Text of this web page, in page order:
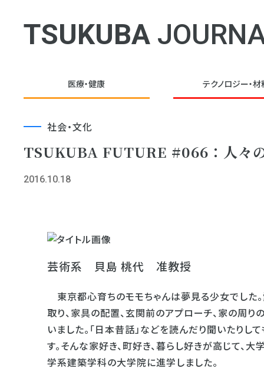
TSUKUBA
医療・健康 テクノロジー・材
社会・文化
TSUKUBA FUTURE #066：人々
2016.10.18
芸術系 貝島 桃代 准教授
東京都心育ちのモモちゃんは夢見る少女でした
取り、家具の配置、玄関前のアプローチ、家の周
いました。「日本昔話」などを読んだり聞いたりし
す。そんな家好き、町好き、暮らし好きが高じて、
学系建築学科の大学院に進学しました。